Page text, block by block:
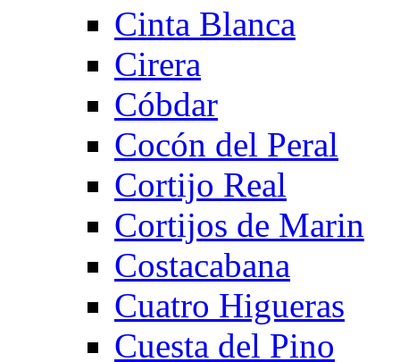
Cinta Blanca
Cirera
Cóbdar
Cocón del Peral
Cortijo Real
Cortijos de Marin
Costacabana
Cuatro Higueras
Cuesta del Pino